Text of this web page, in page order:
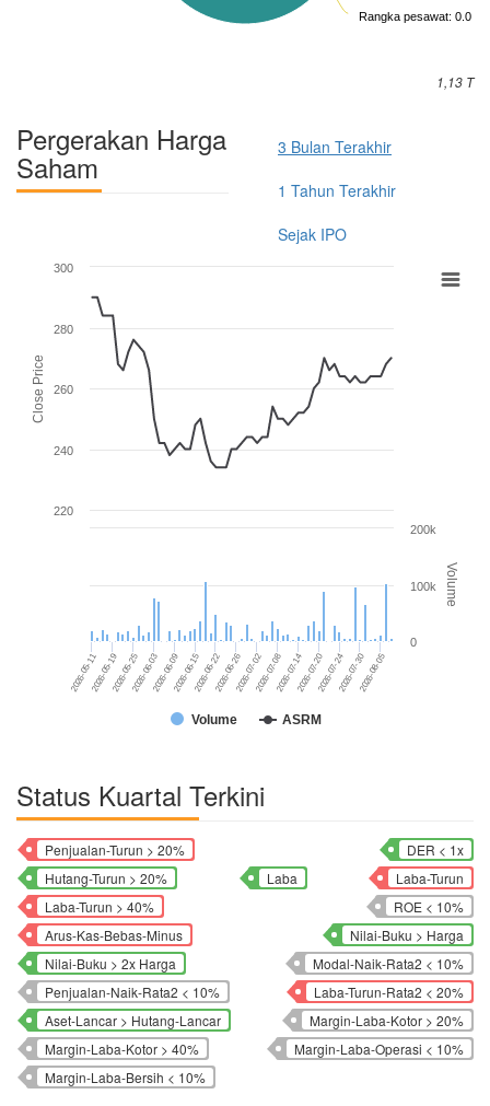
Rangka pesawat: 0.0 %
1,13 T
Pergerakan Harga
Saham
3 Bulan Terakhir
1 Tahun Terakhir
Sejak IPO
Close Price
Volume
Volume ASRM
2026-05-11 2026-06-03 2026-06-22 2026-07-08 2026-07-24
2026-05-192026-05-25 2026-06-092026-06-15 2026-06-262026-07-02 2026-07-142026-07-20 2026-07-302026-08-05
220
240
260
280
300
0
100k
200k
Status Kuartal Terkini
Penjualan-Turun > 20%
DER < 1x
Hutang-Turun > 20%
Laba
Laba-Turun
Laba-Turun > 40%
ROE < 10%
Arus-Kas-Bebas-Minus
Nilai-Buku > Harga
Nilai-Buku > 2x Harga
Modal-Naik-Rata2 < 10%
Penjualan-Naik-Rata2 < 10%
Laba-Turun-Rata2 < 20%
Aset-Lancar > Hutang-Lancar
Margin-Laba-Kotor > 20%
Margin-Laba-Kotor > 40%
Margin-Laba-Operasi < 10%
Margin-Laba-Bersih < 10%